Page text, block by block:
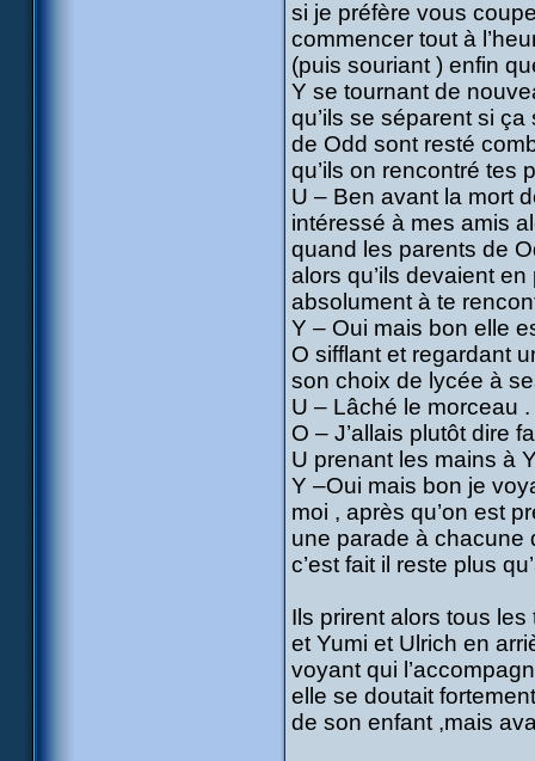
si je préfère vous
commencer tout à
(puis souriant ) enfin
Y se tournant de
qu’ils se séparent si
de Odd sont resté
qu’ils on rencontré tes
U – Ben avant la mort
intéressé à mes amis
quand les parents de
alors qu’ils devaient en
absolument à te
Y – Oui mais bon elle
O sifflant et regardant
son choix de lycée à
U – Lâché le morceau .
O – J’allais plutôt dire
U prenant les mains à
Y –Oui mais bon je
moi , après qu’on est
une parade à chacune
c’est fait il reste plus
Ils prirent alors tous
et Yumi et Ulrich en
voyant qui
elle se doutait
de son enfant ,mais